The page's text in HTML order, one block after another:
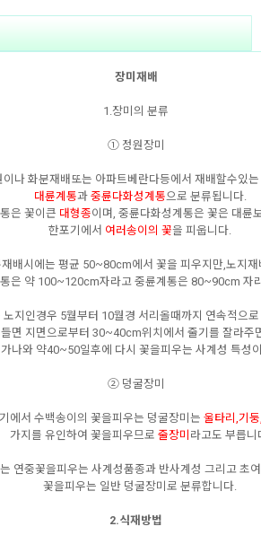
장미재배
1.장미의 분류
① 정원장미
이나 화분재배또는 아파트베란다등에서 재배할수있는
대륜계통과중륜다화성계통으로 분류됩니다.
은 꽃이큰 대형종이며, 중륜다화성계통은 꽃은 대륜
한포기에서 여러송이의 꽃을 피웁니다.
배시에는 평균 50~80cm에서 꽃을 피우지만,노지
은 약 100~120cm자라고 중륜계통은 80~90cm 자
노지인경우 5월부터 10월경 서리올때까지 연속적으
면 지면으로부터 30~40cm위치에서 줄기를 잘라주
나와 약40~50일후에 다시 꽃을피우는 사계성 특성
② 덩굴장미
에서 수백송이의 꽃을피우는 덩굴장미는 울타리,기
가지를 유인하여 꽃을피우므로 줄장미라고도 부릅니
연중꽃을피우는 사계성품종과 반사계성 그리고 초
꽃을피우는 일반 덩굴장미로 분류합니다.
2.식재방법